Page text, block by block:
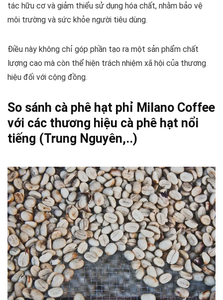
tác hữu cơ và giảm thiểu sử dụng hóa chất, nhằm bảo vệ
môi trường và sức khỏe người tiêu dùng.
Điều này không chỉ góp phần tạo ra một sản phẩm chất
lượng cao mà còn thể hiện trách nhiệm xã hội của thương
hiệu đối với cộng đồng.
So sánh cà phê hạt phỉ Milano Coffee
với các thương hiệu cà phê hạt nổi
tiếng (Trung Nguyên,..)